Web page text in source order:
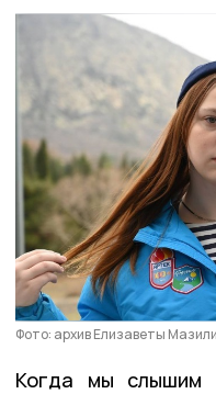
Фото: архив Елизаветы
Когда мы слышим